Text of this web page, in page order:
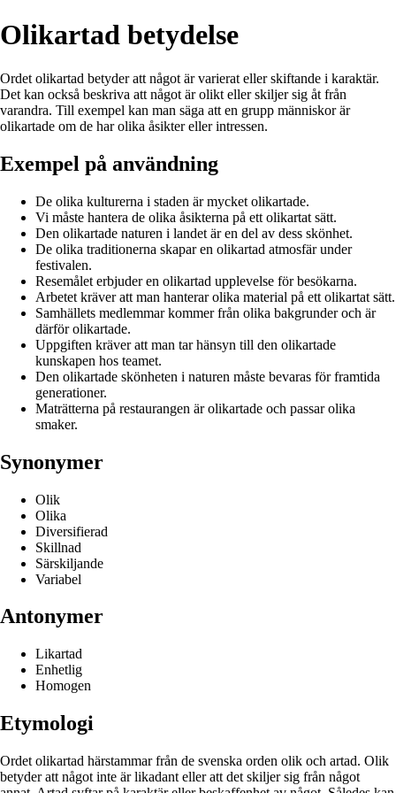
Olikartad betydelse
Ordet olikartad betyder att något är varierat eller skiftande i karaktär.
Det kan också beskriva att något är olikt eller skiljer sig åt från
varandra. Till exempel kan man säga att en grupp människor är
olikartade om de har olika åsikter eller intressen.
Exempel på användning
De olika kulturerna i staden är mycket olikartade.
Vi måste hantera de olika åsikterna på ett olikartat sätt.
Den olikartade naturen i landet är en del av dess skönhet.
De olika traditionerna skapar en olikartad atmosfär under
festivalen.
Resemålet erbjuder en olikartad upplevelse för besökarna.
Arbetet kräver att man hanterar olika material på ett olikartat sätt.
Samhällets medlemmar kommer från olika bakgrunder och är
därför olikartade.
Uppgiften kräver att man tar hänsyn till den olikartade
kunskapen hos teamet.
Den olikartade skönheten i naturen måste bevaras för framtida
generationer.
Maträtterna på restaurangen är olikartade och passar olika
smaker.
Synonymer
Olik
Olika
Diversifierad
Skillnad
Särskiljande
Variabel
Antonymer
Likartad
Enhetlig
Homogen
Etymologi
Ordet olikartad härstammar från de svenska orden olik och artad. Olik
betyder att något inte är likadant eller att det skiljer sig från något